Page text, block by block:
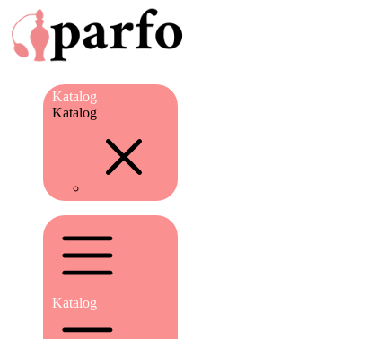
Katalog
Katalog
Katalog